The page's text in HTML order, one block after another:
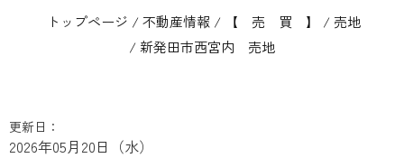
トップページ 不動産情報 【 売 買 】
売地
新発田市西宮内 売地
更新日：
2026年05月20日（水）